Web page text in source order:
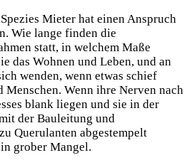
Mieter hat einen Anspruch
Wie lange finden die
statt, in welchem Maße
das Wohnen und Leben, und an
wenden, wenn etwas schief
Wenn ihre Nerven nach
blank liegen und sie in der
der Bauleitung und
Querulanten abgestempelt
grober Mangel.